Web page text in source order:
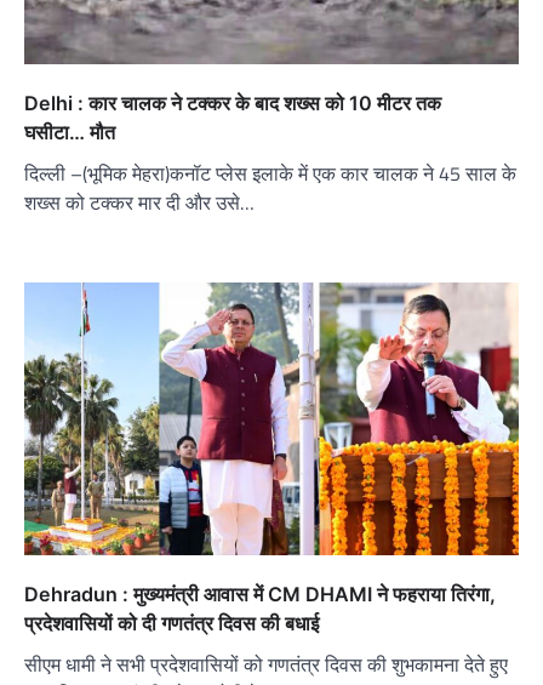
Delhi : कार चालक ने टक्कर के बाद शख्स को 10 मीटर तक
घसीटा… मौत
दिल्ली –(भूमिक मेहरा)कनॉट प्लेस इलाके में एक कार चालक ने 45 साल के
शख्स को टक्कर मार दी और उसे…
Dehradun : मुख्यमंत्री आवास में CM DHAMI ने फहराया तिरंगा,
प्रदेशवासियों को दी गणतंत्र दिवस की बधाई
सीएम धामी ने सभी प्रदेशवासियों को गणतंत्र दिवस की शुभकामना देते हुए